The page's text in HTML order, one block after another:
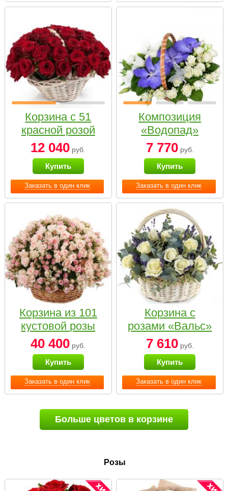
Заказать в один клик
Корзина с 51
красной розой
12 040 руб.
Купить
Заказать в один клик
Композиция
«Водопад»
7 770руб.
Купить
Заказать в один клик
Корзина из 101
кустовой розы
нежных тонов
40 400 руб.
Купить
Заказать в один клик
Корзина с
розами «Вальс»
7 610руб.
Купить
Больше цветов в корзине
Розы